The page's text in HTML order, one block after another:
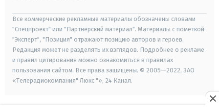
Все коммерческие рекламные материалы обозначены словами
"Спецпроект" или "Партнерский материал". Материалы с пометкой
"Эксперт", "Позиция" отражают позицию авторов и героев.
Редакция может не разделять их взглядов. Подробнее о рекламе
и правил цитирования можно ознакомиться в правилах
пользования сайтом. Все права защищены. © 2005—2022, ЗАО
«Телерадиокомпания" Люкс "», 24 Канал.